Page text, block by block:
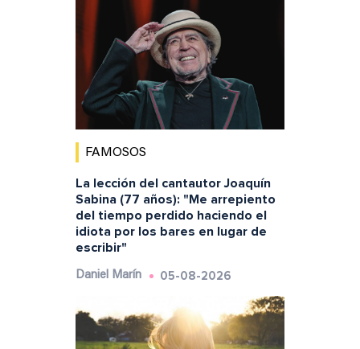
FAMOSOS
La lección del cantautor Joaquín
Sabina (77 años): "Me arrepiento
del tiempo perdido haciendo el
idiota por los bares en lugar de
escribir"
Daniel Marín 05-08-2026